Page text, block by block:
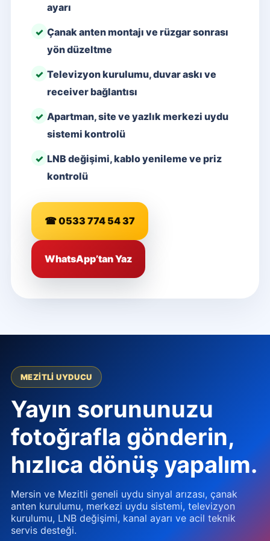
ayarı
Çanak anten montajı ve rüzgar sonrası
yön düzeltme
Televizyon kurulumu, duvar askı ve
receiver bağlantısı
Apartman, site ve yazlık merkezi uydu
sistemi kontrolü
LNB değişimi, kablo yenileme ve priz
kontrolü
☎ 0533 774 54 37
WhatsApp’tan Yaz
MEZITLI UYDUCU
Yayın sorununuzu
fotoğrafla gönderin,
hızlıca dönüş yapalım.
Mersin ve Mezitli geneli uydu sinyal arızası, çanak
anten kurulumu, merkezi uydu sistemi, televizyon
kurulumu, LNB değişimi, kanal ayarı ve acil teknik
servis desteği.